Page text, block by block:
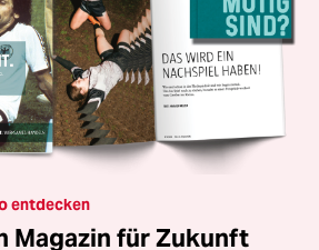
entdecken
Magazin für Zukunft